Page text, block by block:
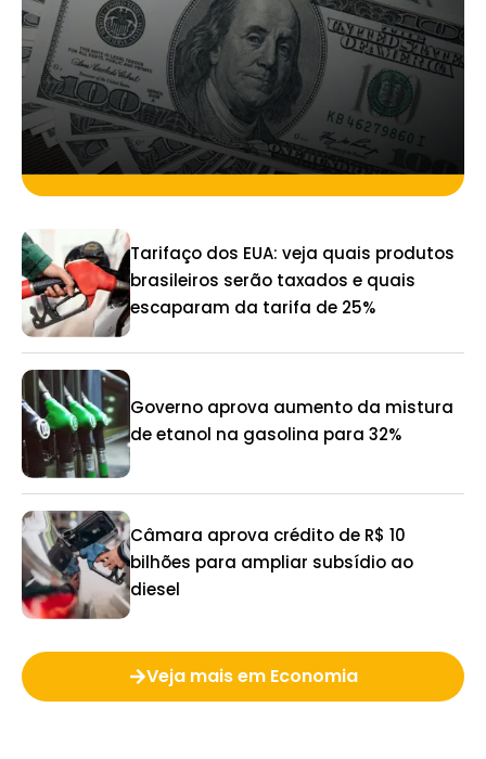
Tarifaço dos EUA: veja quais produtos
brasileiros serão taxados e quais
escaparam da tarifa de 25%
Governo aprova aumento da mistura
de etanol na gasolina para 32%
Câmara aprova crédito de R$ 10
bilhões para ampliar subsídio ao
diesel
Veja mais em Economia